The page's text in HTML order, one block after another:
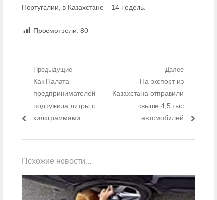
Португалии, в Казахстане – 14 недель.
Просмотрели: 80
Навигация по записям
Предыдущие
Предыдущий пост:
Как Палата
предпринимателей
подружила литры с
килограммами
Далее
Следующий пост:
На экспорт из
Казахстана отправили
свыше 4,5 тыс
автомобилей
Похожие новости...